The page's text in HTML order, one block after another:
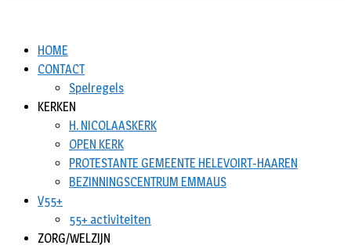
HOME
CONTACT
Spelregels
KERKEN
H. NICOLAASKERK
OPEN KERK
PROTESTANTE GEMEENTE HELEVOIRT-HAAREN
BEZINNINGSCENTRUM EMMAUS
V55+
55+ activiteiten
ZORG/WELZIJN